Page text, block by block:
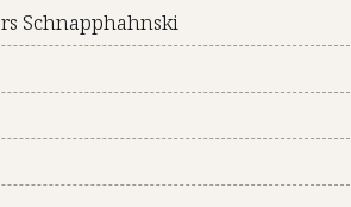
Schnapphahnski